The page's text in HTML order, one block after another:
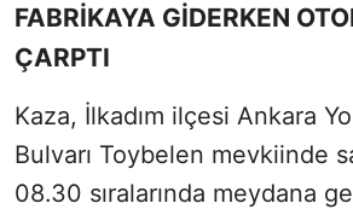
FABRİKAYA GİDERKEN
ÇARPTI
Kaza, İlkadım ilçesi Ankara
Bulvarı Toybelen mevkiinde
08.30 sıralarında meydana